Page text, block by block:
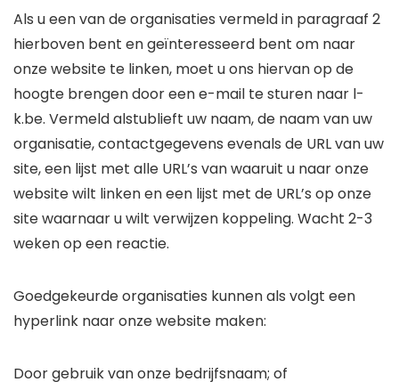
Als u een van de organisaties vermeld in paragraaf 2
hierboven bent en geïnteresseerd bent om naar
onze website te linken, moet u ons hiervan op de
hoogte brengen door een e-mail te sturen naar l-
k.be. Vermeld alstublieft uw naam, de naam van uw
organisatie, contactgegevens evenals de URL van uw
site, een lijst met alle URL’s van waaruit u naar onze
website wilt linken en een lijst met de URL’s op onze
site waarnaar u wilt verwijzen koppeling. Wacht 2-3
weken op een reactie.
Goedgekeurde organisaties kunnen als volgt een
hyperlink naar onze website maken:
Door gebruik van onze bedrijfsnaam; of